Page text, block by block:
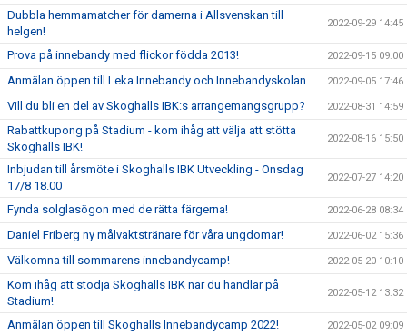
Dubbla hemmamatcher för damerna i Allsvenskan till
helgen!
2022-09-29 14:45
Prova på innebandy med flickor födda 2013! 2022-09-15 09:00
Anmälan öppen till Leka Innebandy och Innebandyskolan 2022-09-05 17:46
Vill du bli en del av Skoghalls IBK:s arrangemangsgrupp? 2022-08-31 14:59
Rabattkupong på Stadium - kom ihåg att välja att stötta
Skoghalls IBK!
2022-08-16 15:50
Inbjudan till årsmöte i Skoghalls IBK Utveckling - Onsdag
17/8 18.00
2022-07-27 14:20
Fynda solglasögon med de rätta färgerna! 2022-06-28 08:34
Daniel Friberg ny målvaktstränare för våra ungdomar! 2022-06-02 15:36
Välkomna till sommarens innebandycamp! 2022-05-20 10:10
Kom ihåg att stödja Skoghalls IBK när du handlar på
Stadium!
2022-05-12 13:32
Anmälan öppen till Skoghalls Innebandycamp 2022! 2022-05-02 09:09